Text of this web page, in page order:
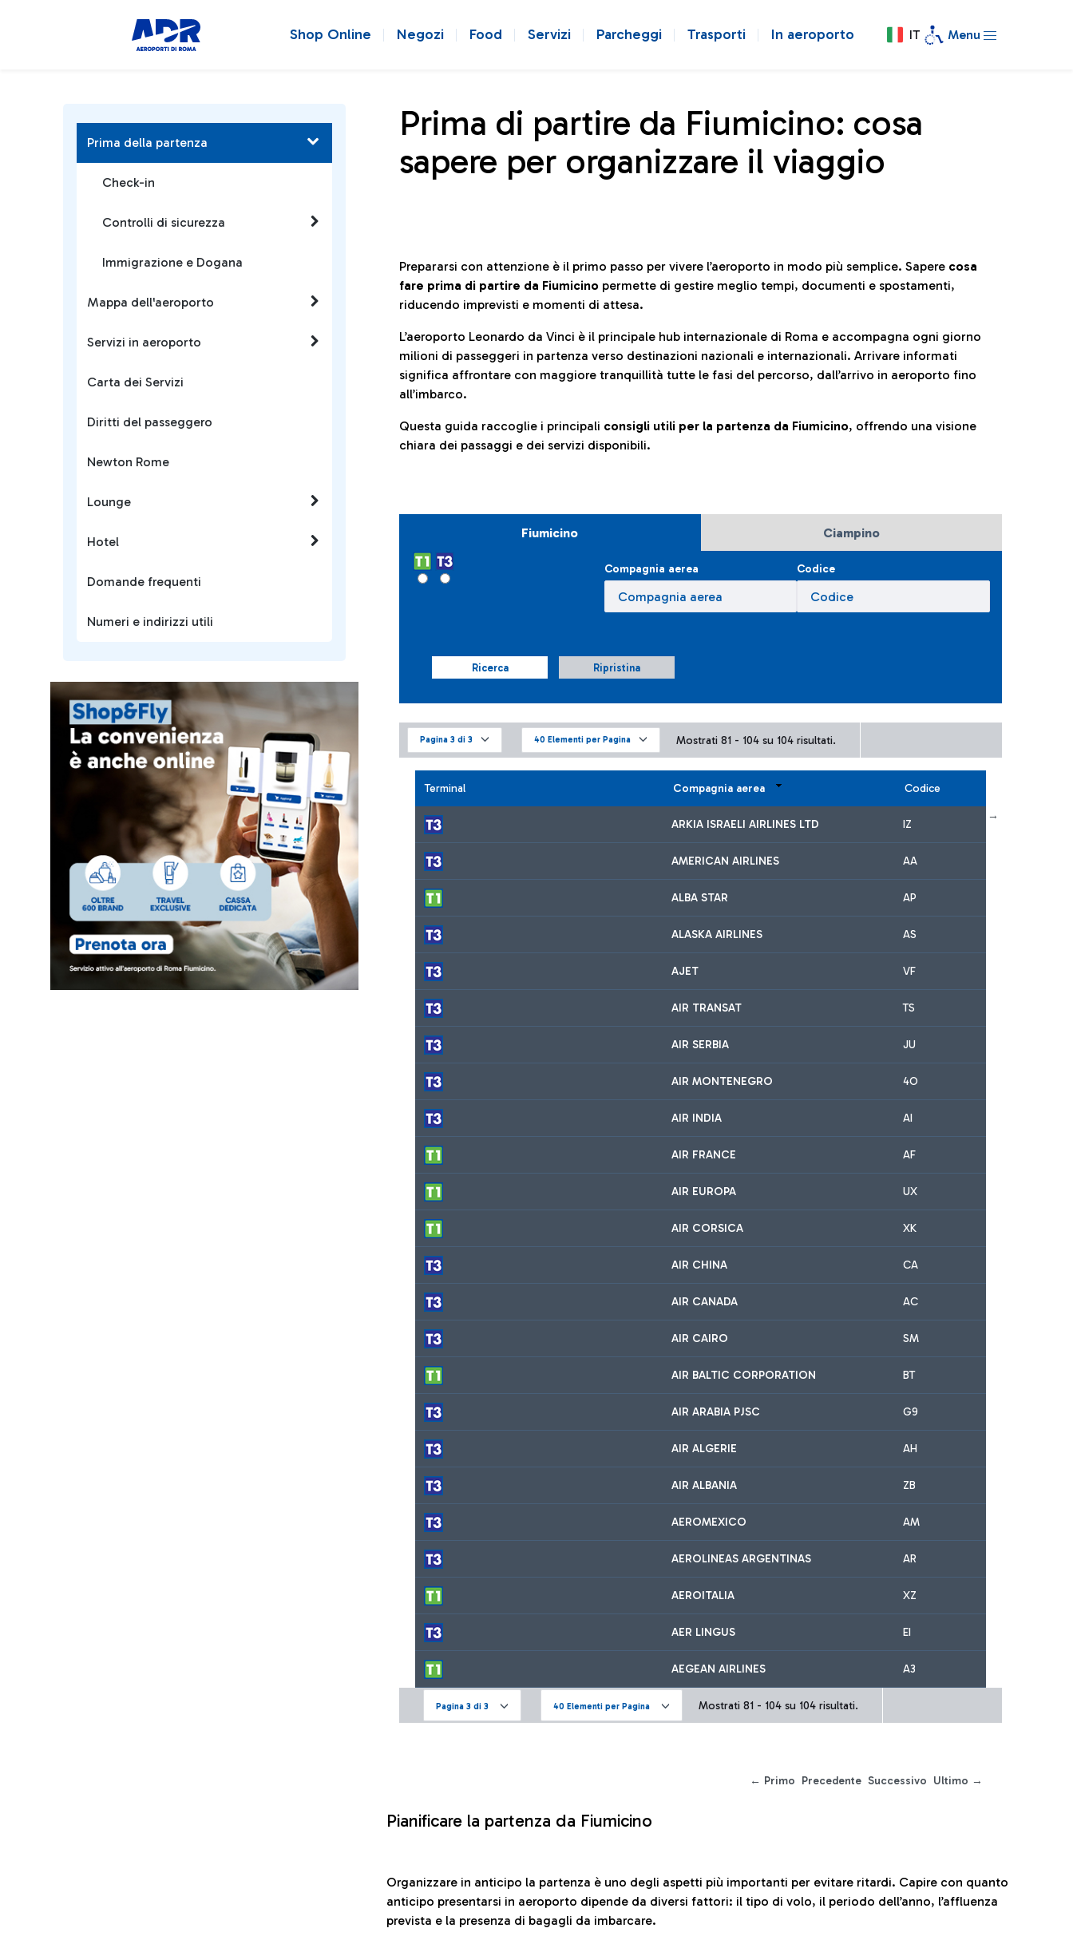
Shop Online Negozi Food Servizi Parcheggi Trasporti In aeroporto IT Menu
Prima di partire da Fiumicino: cosa
sapere per organizzare il viaggio
Prepararsi con attenzione è il primo passo per vivere l’aeroporto in modo più semplice. Sapere cosa
fare prima di partire da Fiumicino permette di gestire meglio tempi, documenti e spostamenti,
riducendo imprevisti e momenti di attesa.
L’aeroporto Leonardo da Vinci è il principale hub internazionale di Roma e accompagna ogni giorno
milioni di passeggeri in partenza verso destinazioni nazionali e internazionali. Arrivare informati
significa affrontare con maggiore tranquillità tutte le fasi del percorso, dall’arrivo in aeroporto fino
all’imbarco.
Questa guida raccoglie i principali consigli utili per la partenza da Fiumicino, offrendo una visione
chiara dei passaggi e dei servizi disponibili.
Fiumicino Ciampino
Compagnia aerea Codice
Ricerca Ripristina
Pagina 3 di 3 40 Elementi per Pagina Mostrati 81 - 104 su 104 risultati.
Ultimo →
Terminal Compagnia aerea Codice
ARKIA ISRAELI AIRLINES LTD IZ
AMERICAN AIRLINES AA
ALBA STAR AP
ALASKA AIRLINES AS
AJET VF
AIR TRANSAT TS
AIR SERBIA JU
AIR MONTENEGRO 4O
AIR INDIA AI
AIR FRANCE AF
AIR EUROPA UX
AIR CORSICA XK
AIR CHINA CA
AIR CANADA AC
AIR CAIRO SM
AIR BALTIC CORPORATION BT
AIR ARABIA PJSC G9
AIR ALGERIE AH
AIR ALBANIA ZB
AEROMEXICO AM
AEROLINEAS ARGENTINAS AR
AEROITALIA XZ
AER LINGUS EI
AEGEAN AIRLINES A3
Pagina 3 di 3 40 Elementi per Pagina Mostrati 81 - 104 su 104 risultati.
← Primo Precedente Successivo Ultimo →
Pianificare la partenza da Fiumicino
Organizzare in anticipo la partenza è uno degli aspetti più importanti per evitare ritardi. Capire con quanto
anticipo presentarsi in aeroporto dipende da diversi fattori: il tipo di volo, il periodo dell’anno, l’affluenza
prevista e la presenza di bagagli da imbarcare.
Prima della partenza
Check-in
Controlli di sicurezza
Immigrazione e Dogana
Mappa dell'aeroporto
Servizi in aeroporto
Carta dei Servizi
Diritti del passeggero
Newton Rome
Lounge
Hotel
Domande frequenti
Numeri e indirizzi utili